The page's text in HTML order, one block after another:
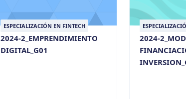
ESPECIALIZACIÓN EN FINTECH
2024-2_EMPRENDIMIENTO
DIGITAL_G01
2024-